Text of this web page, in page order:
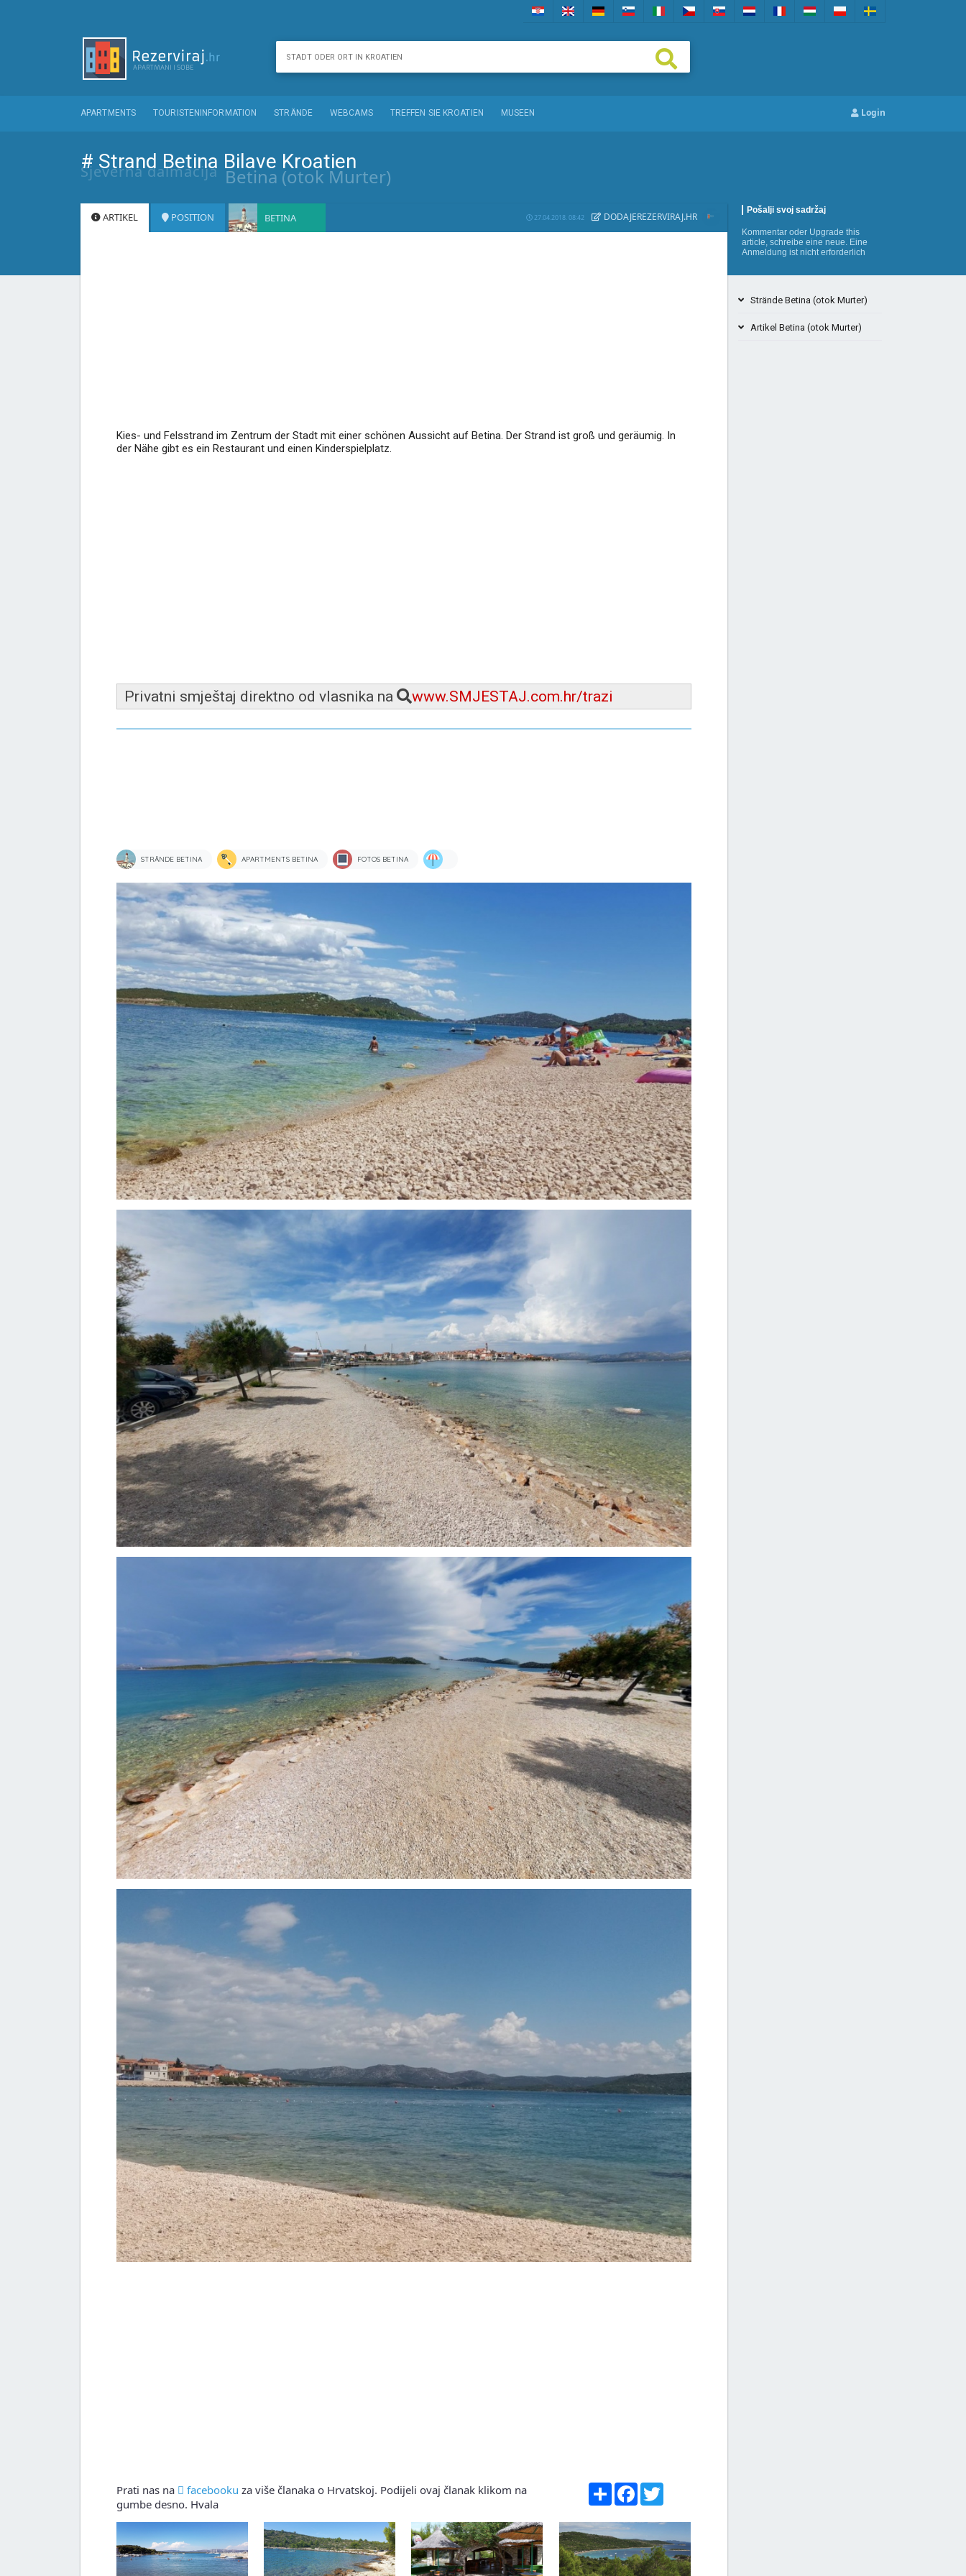
APARTMENTS TOURISTENINFORMATION STRÄNDE WEBCAMS TREFFEN SIE KROATIEN MUSEEN Login
# Strand Betina Bilave Kroatien
Sjeverna dalmacija Betina (otok Murter)
Pošalji svoj sadržaj
Kommentar oder Upgrade this
article, schreibe eine neue. Eine
Anmeldung ist nicht erforderlich
ARTIKEL POSITION BETINA 27.04.2018. 08:42 DODAJEREZERVIRAJ.HR
Kies- und Felsstrand im Zentrum der Stadt mit einer schönen Aussicht auf Betina. Der Strand ist groß und geräumig. In
der Nähe gibt es ein Restaurant und einen Kinderspielplatz.
Privatni smještaj direktno od vlasnika na www.SMJESTAJ.com.hr/trazi
STRÄNDE BETINA APARTMENTS BETINA FOTOS BETINA
Prati nas na facebooku za više članaka o Hrvatskoj. Podijeli ovaj članak klikom na
gumbe desno. Hvala
Share Facebook
Strände Betina (otok Murter)
Artikel Betina (otok Murter)